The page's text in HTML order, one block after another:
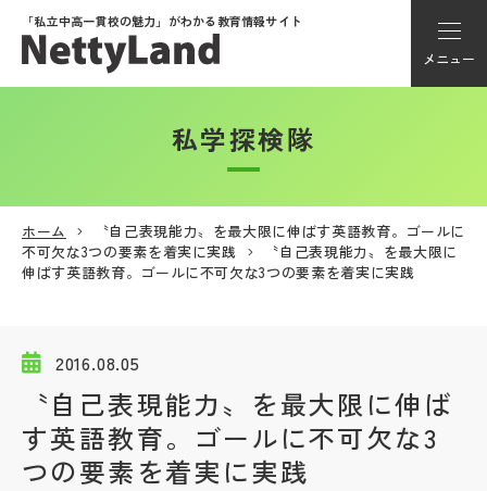
「私立中高一貫校の魅力」がわかる教育情報サイト
メニュー
アカウント登録
メニュー
学校動画
私学探検隊
私学探検隊
ホーム
〝自己表現能力〟を最大限に伸ばす英語教育。ゴールに
不可欠な3つの要素を着実に実践
〝自己表現能力〟を最大限に
伸ばす英語教育。ゴールに不可欠な3つの要素を着実に実践
2016.08.05
〝自己表現能力〟を最大限に伸ば
す英語教育。ゴールに不可欠な3
つの要素を着実に実践